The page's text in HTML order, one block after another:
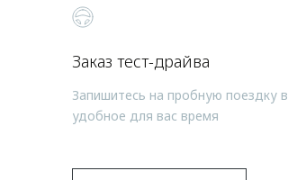
Заказ тест-драйва
Запишитесь на пробную поездку в
удобное для вас время